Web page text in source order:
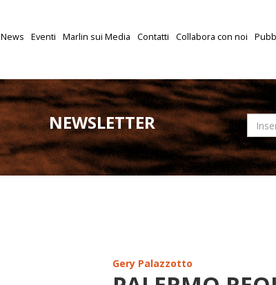
News Eventi Marlin sui Media Contatti Collabora con noi
NEWSLETTER
Gery Palazzotto